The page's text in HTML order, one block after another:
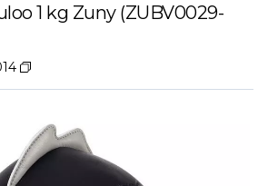
1 kg Zuny (ZUBV0029-